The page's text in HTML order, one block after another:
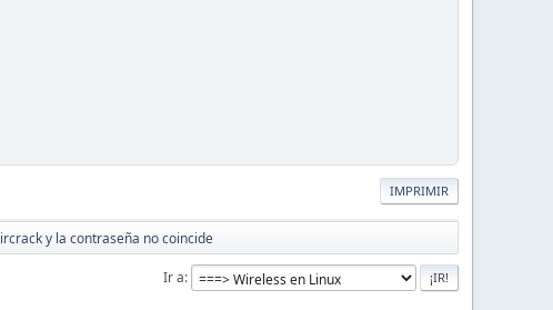
IMPRIMIR
y la contraseña no coincide
Ir a